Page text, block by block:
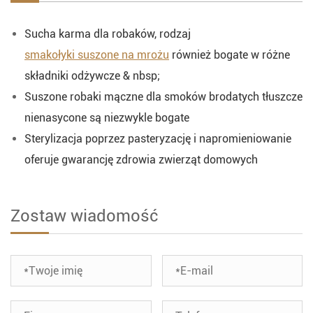
Sucha karma dla robaków, rodzaj
smakołyki suszone na mrożu również bogate w różne
składniki odżywcze & nbsp;
Suszone robaki mączne dla smoków brodatych tłuszcze
nienasycone są niezwykle bogate
Sterylizacja poprzez pasteryzację i napromieniowanie
oferuje gwarancję zdrowia zwierząt domowych
Zostaw wiadomość